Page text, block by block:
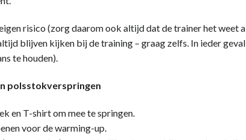
risico (zorg daarom ook altijd dat de trainer het weet
blijven kijken bij de training – graag zelfs. In ieder
te houden).
polsstokverspringen
en T-shirt om mee te springen.
voor de warming-up.